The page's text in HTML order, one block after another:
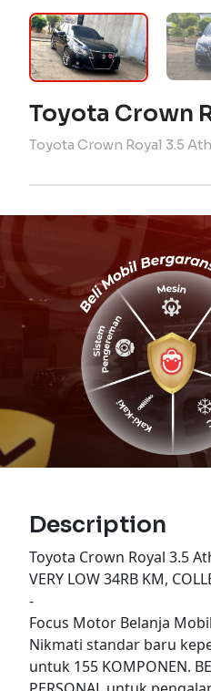
Toyota Crown
Toyota Crown Royal 3.5
Description
Toyota Crown Royal 3.5
VERY LOW 34RB KM,
-
Focus Motor Belanja
Nikmati standar baru
untuk 155 KOMPONEN.